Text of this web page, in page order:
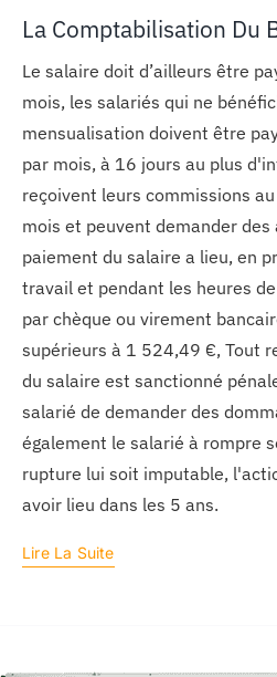
La Comptabilisation Du
Le salaire doit d’ailleurs être
mois, les salariés qui ne
mensualisation doivent être
par mois, à 16 jours au plus
reçoivent leurs commissions
mois et peuvent demander
paiement du salaire a lieu, en
travail et pendant les heures
par chèque ou virement
supérieurs à 1 524,49 €, Tout
du salaire est sanctionné
salarié de demander des
également le salarié à rompre
rupture lui soit imputable,
avoir lieu dans les 5 ans.
Lire La Suite